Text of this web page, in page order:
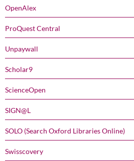
OpenAlex
ProQuest Central
Unpaywall
Scholar9
ScienceOpen
SIGN@L
SOLO (Search Oxford Libraries Online)
Swisscovery